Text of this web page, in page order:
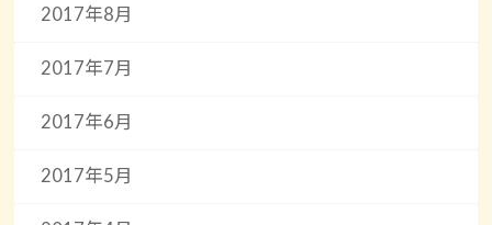
2017年8月
2017年7月
2017年6月
2017年5月